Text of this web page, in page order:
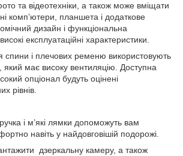
та відеотехніки, а також може вміщати
комп’ютери, планшета і додаткове
дизайн і функціональна
експлуатаційні характеристики.
спини і плечових ременю використовують
який має високу вентиляцію. Доступна
опціонал будуть оцінені
рівнів.
і м’які лямки допоможуть вам
навіть у найдовговішій подорожі.
дзеркальну камеру, а також